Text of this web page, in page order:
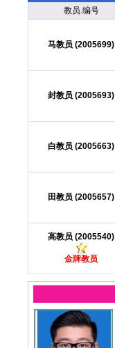
教员.编号
马教员 (2005699)
封教员 (2005693)
白教员 (2005663)
田教员 (2005657)
高教员 (2005540)
金牌教员